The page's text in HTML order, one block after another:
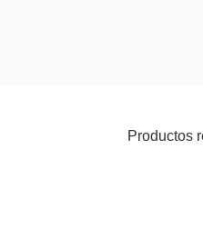
Productos